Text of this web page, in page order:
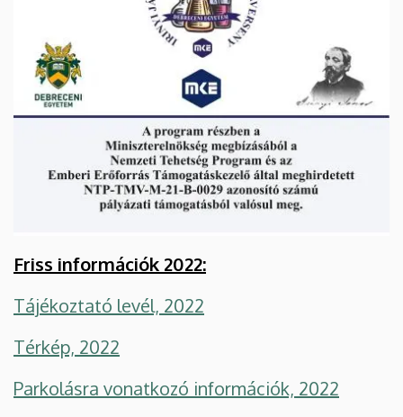
Friss információk 2022:
Tájékoztató levél, 2022
Térkép, 2022
Parkolásra vonatkozó információk, 2022